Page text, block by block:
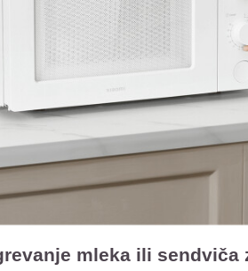
mleka ili sendviča